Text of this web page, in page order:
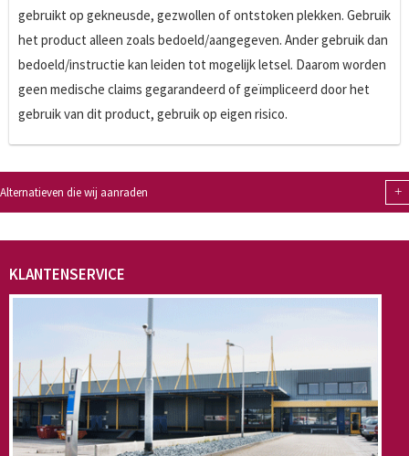
gebruikt op gekneusde, gezwollen of ontstoken plekken. Gebruik
het product alleen zoals bedoeld/aangegeven. Ander gebruik dan
bedoeld/instructie kan leiden tot mogelijk letsel. Daarom worden
geen medische claims gegarandeerd of geïmpliceerd door het
gebruik van dit product, gebruik op eigen risico.
Alternatieven die wij aanraden +
KLANTENSERVICE